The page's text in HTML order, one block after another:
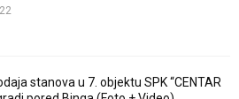
stanova u 7. objektu SPK “CENTAR